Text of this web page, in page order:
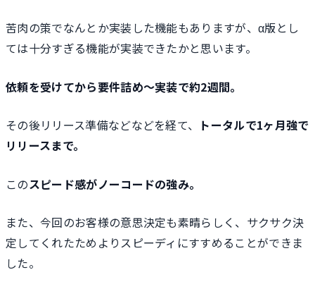
苦肉の策でなんとか実装した機能もありますが、α版とし
ては十分すぎる機能が実装できたかと思います。
依頼を受けてから要件詰め〜実装で約2週間。
その後リリース準備などなどを経て、 トータルで1ヶ月強で
リリースまで。
このスピード感がノーコードの強み。
また、今回のお客様の意思決定も素晴らしく、サクサク決
定してくれたためよりスピーディにすすめることができま
した。